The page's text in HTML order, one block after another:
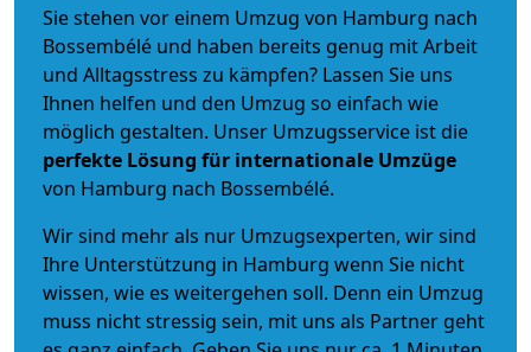
Sie stehen vor einem Umzug von Hamburg nach
Bossembélé und haben bereits genug mit Arbeit
und Alltagsstress zu kämpfen? Lassen Sie uns
Ihnen helfen und den Umzug so einfach wie
möglich gestalten. Unser Umzugsservice ist die
perfekte Lösung für internationale Umzüge
von Hamburg nach Bossembélé.
Wir sind mehr als nur Umzugsexperten, wir sind
Ihre Unterstützung in Hamburg wenn Sie nicht
wissen, wie es weitergehen soll. Denn ein Umzug
muss nicht stressig sein, mit uns als Partner geht